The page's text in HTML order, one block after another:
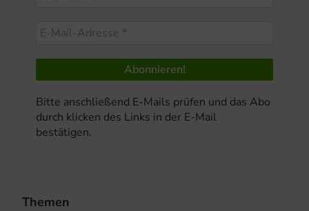
Bitte anschließend E-Mails prüfen und das Abo
durch klicken des Links in der E-Mail
bestätigen.
Themen